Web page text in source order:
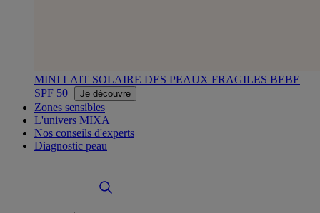
MINI LAIT SOLAIRE DES PEAUX FRAGILES BEBE
SPF 50+ Je découvre
Zones sensibles
L'univers MIXA
Nos conseils d'experts
Diagnostic peau